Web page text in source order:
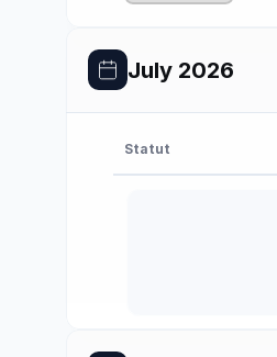
July 2026
Statut